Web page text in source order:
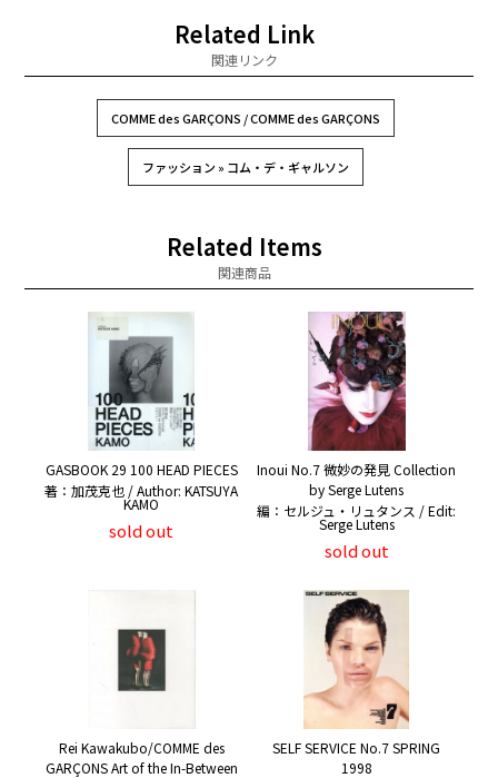
Related Link
関連リンク
COMME des GARÇONS / COMME des GARÇONS
ファッション » コム・デ・ギャルソン
Related Items
関連商品
GASBOOK 29 100 HEAD PIECES
著：加茂克也 / Author: KATSUYA
KAMO
sold out
Inoui No.7 微妙の発見 Collection
by Serge Lutens
編：セルジュ・リュタンス / Edit:
Serge Lutens
sold out
Rei Kawakubo/COMME des
GARÇONS Art of the In-Between
SELF SERVICE No.7 SPRING
1998